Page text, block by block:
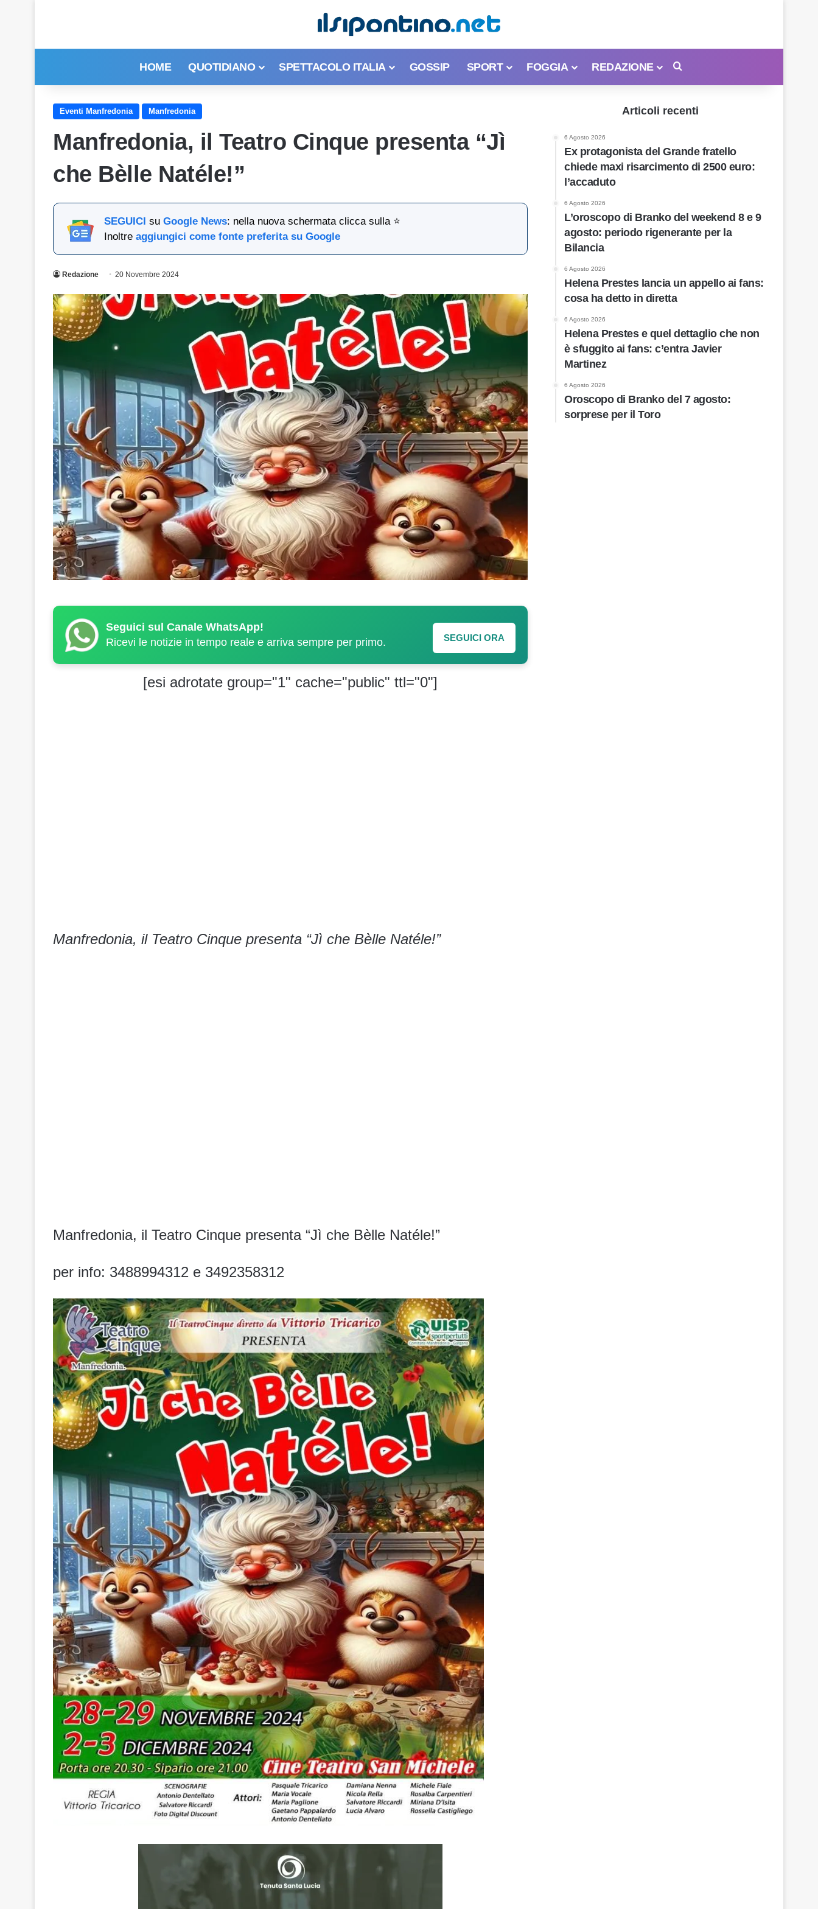
HOME QUOTIDIANO SPETTACOLO ITALIA GOSSIP SPORT FOGGIA REDAZIONE
Eventi Manfredonia Manfredonia
Manfredonia, il Teatro Cinque presenta “Jì
che Bèlle Natéle!”
SEGUICI su Google News: nella nuova schermata clicca sulla ⭐
Inoltre aggiungici come fonte preferita su Google
Redazione 20 Novembre 2024
Seguici sul Canale WhatsApp!
Ricevi le notizie in tempo reale e arriva sempre per primo.
SEGUICI ORA
[esi adrotate group="1" cache="public" ttl="0"]
Manfredonia, il Teatro Cinque presenta “Jì che Bèlle Natéle!”
Manfredonia, il Teatro Cinque presenta “Jì che Bèlle Natéle!”
per info: 3488994312 e 3492358312
Articoli recenti
6 Agosto 2026
Ex protagonista del Grande fratello
chiede maxi risarcimento di 2500 euro:
l’accaduto
6 Agosto 2026
L’oroscopo di Branko del weekend 8 e 9
agosto: periodo rigenerante per la
Bilancia
6 Agosto 2026
Helena Prestes lancia un appello ai fans:
cosa ha detto in diretta
6 Agosto 2026
Helena Prestes e quel dettaglio che non
è sfuggito ai fans: c’entra Javier
Martinez
6 Agosto 2026
Oroscopo di Branko del 7 agosto:
sorprese per il Toro